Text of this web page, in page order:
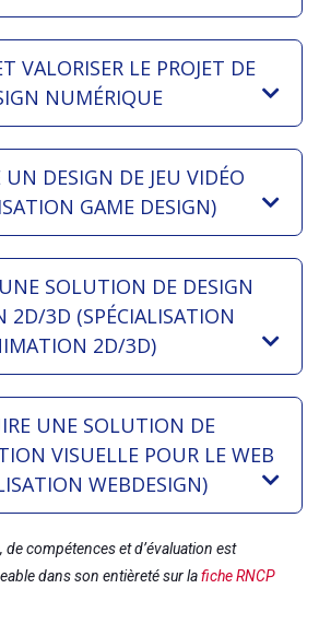
VALORISER LE PROJET DE
NUMÉRIQUE
UN DESIGN DE JEU VIDÉO
GAME DESIGN)
SOLUTION DE DESIGN
2D/3D (SPÉCIALISATION
2D/3D)
UNE SOLUTION DE
VISUELLE POUR LE WEB
WEBDESIGN)
de compétences et d’évaluation est
dans son entièreté sur lafiche RNCP